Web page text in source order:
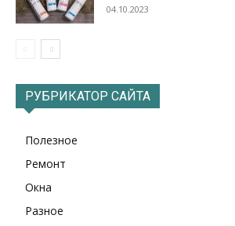
04.10.2023
РУБРИКАТОР САЙТА
Полезное
Ремонт
Окна
Разное